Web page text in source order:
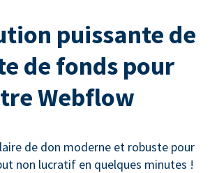
puissante de
de fonds pour
Webflow
de don moderne et robuste pour
non lucratif en quelques minutes !